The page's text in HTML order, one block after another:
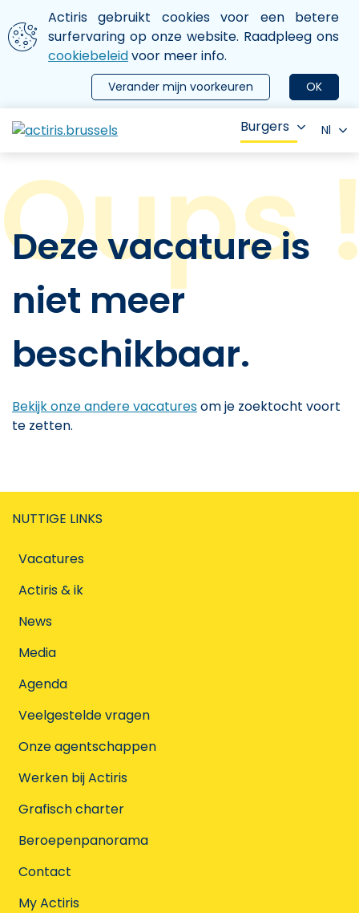
Aller au contenu principal
We gebruiken cookies
Actiris gebruikt cookies voor een betere
surfervaring op onze website. Raadpleeg ons
cookiebeleidvoor meer info.
OK
Verander mijn voorkeuren
le menu
Burgers Nl
Deze vacature is
niet meer
beschikbaar.
Bekijk onze andere vacaturesom je zoektocht voort
te zetten.
NUTTIGE LINKS
Vacatures
Actiris & ik
News
Media
Agenda
Veelgestelde vragen
Onze agentschappen
Werken bij Actiris
Grafisch charter
Beroepenpanorama
Contact
My Actiris